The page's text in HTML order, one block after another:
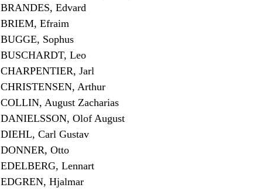
BRANDES, Edvard
BRIEM, Efraim
BUGGE, Sophus
BUSCHARDT, Leo
CHARPENTIER, Jarl
CHRISTENSEN, Arthur
COLLIN, August Zacharias
DANIELSSON, Olof August
DIEHL, Carl Gustav
DONNER, Otto
EDELBERG, Lennart
EDGREN, Hjalmar